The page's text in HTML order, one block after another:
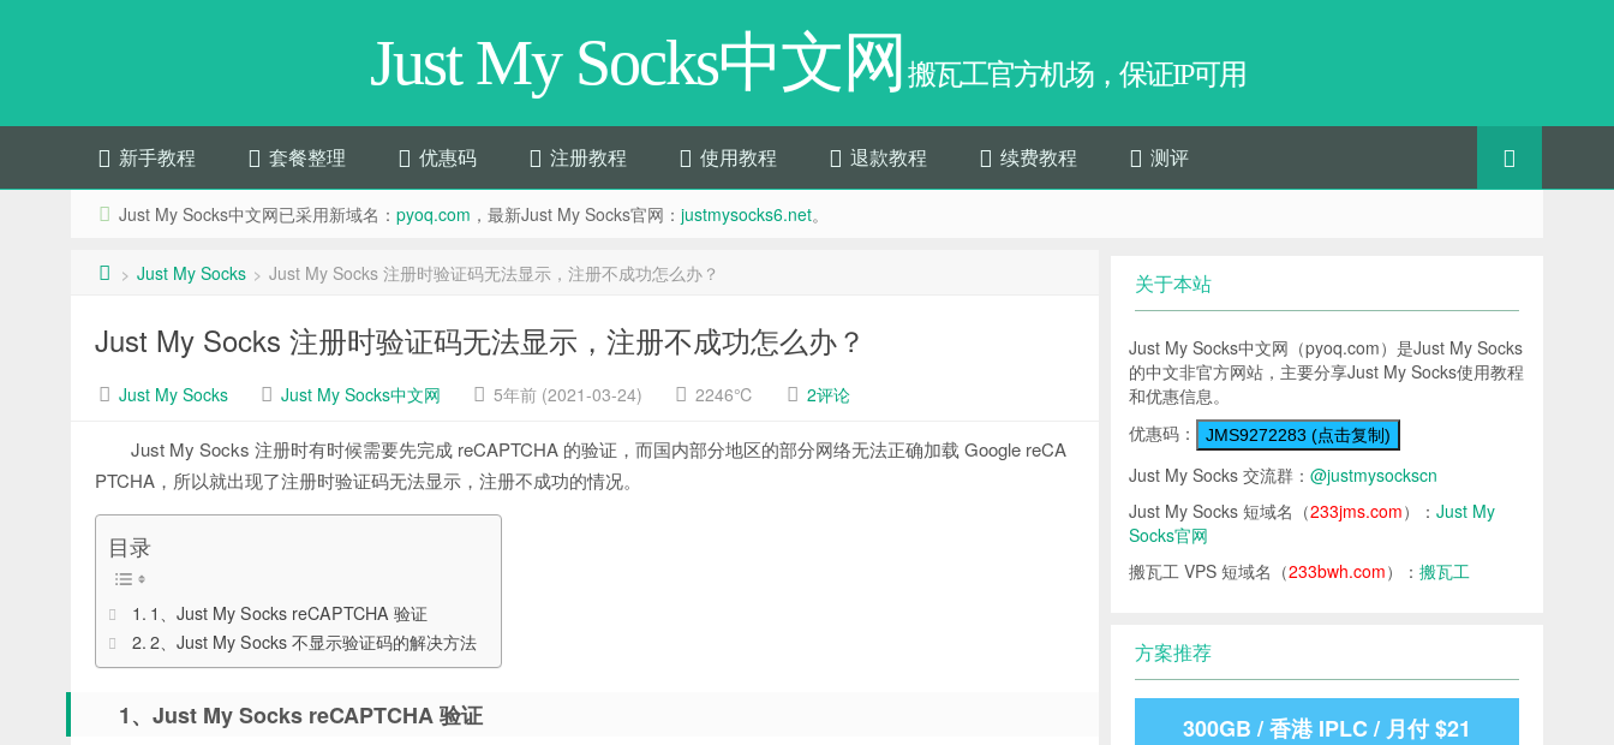
Just My Socks中文网 搬瓦工官方机场，保证IP可用
新手教程 套餐整理 优惠码 注册教程 使用教程 退款教程 续费教程 测评
Just My Socks中文网已采用新域名： pyoq.com ，最新Just My Socks官网： justmysocks6.net。
> Just My Socks > Just My Socks 注册时验证码无法显示，注册不成功怎么办？
Just My Socks 注册时验证码无法显示，注册不成功怎么办？
Just My Socks Just My Socks中文网 5年前 (2021-03-24) 2246℃ 2评论
Just My Socks 注册时有时候需要先完成 reCAPTCHA 的验证，而国内部分地区的部分网络无法正确加载 Google reCA
PTCHA，所以就出现了注册时验证码无法显示，注册不成功的情况。
目录
1、Just My Socks reCAPTCHA 验证
2、Just My Socks 不显示验证码的解决方法
1、Just My Socks reCAPTCHA 验证
关于本站
Just My Socks中文网（pyoq.com）是Just My Socks
的中文非官方网站，主要分享Just My Socks使用教程
和优惠信息。
优惠码：
JMS9272283 (点击复制)
Just My Socks 交流群： @justmysockscn
Just My Socks 短域名（233jms.com）： Just My
Socks官网
搬瓦工 VPS 短域名（233bwh.com）： 搬瓦工
方案推荐
300GB / 香港 IPLC / 月付 $21